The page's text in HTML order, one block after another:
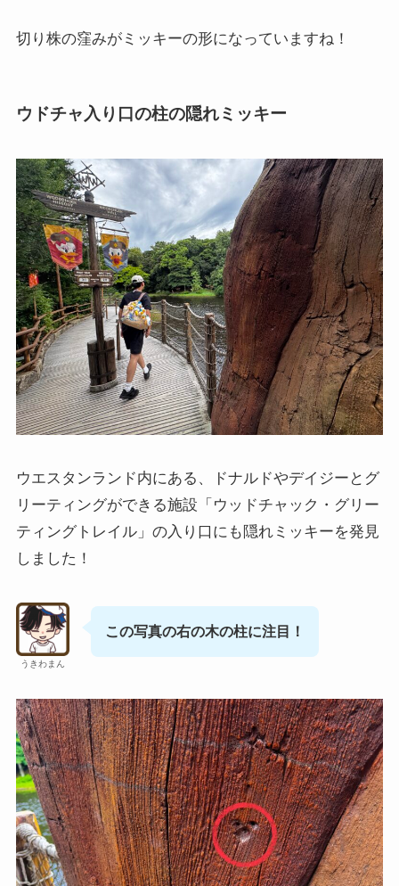
切り株の窪みがミッキーの形になっていますね！
ウドチャ入り口の柱の隠れミッキー
ウエスタンランド内にある、ドナルドやデイジーとグ
リーティングができる施設「ウッドチャック・グリー
ティングトレイル」の入り口にも隠れミッキーを発見
しました！
うきわまん
この写真の右の木の柱に注目！